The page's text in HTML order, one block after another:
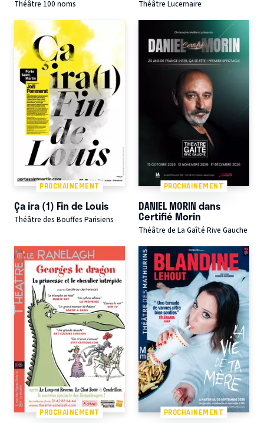
Théâtre 100 noms Théâtre Lucernaire
PROCHAINEMENT
Ça ira (1) Fin de Louis
Théâtre des Bouffes Parisiens
PROCHAINEMENT
DANIEL MORIN dans
Certifié Morin
Théâtre de La Gaîté Rive Gauche
PROCHAINEMENT PROCHAINEMENT